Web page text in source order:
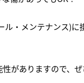
・メンテナンス)
がありますので、